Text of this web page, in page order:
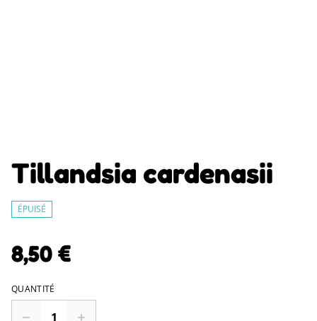
Tillandsia cardenasii
ÉPUISÉ
8,50 €
QUANTITÉ